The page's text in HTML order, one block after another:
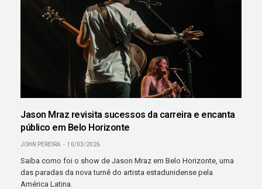
Jason Mraz revisita sucessos da carreira e encanta
público em Belo Horizonte
JOHN PEREIRA 10/03/2026
Saiba como foi o show de Jason Mraz em Belo Horizonte, uma
das paradas da nova turnê do artista estadunidense pela
América Latina.